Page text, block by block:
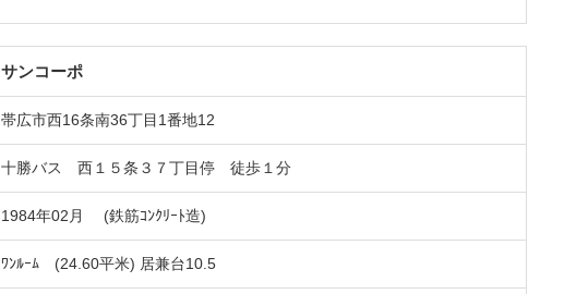
サンコーポ
帯広市西16条南36丁目1番地12
十勝バス 西１５条３７丁目停 徒歩１分
1984年02月 (鉄筋ｺﾝｸﾘｰﾄ造)
ﾜﾝﾙｰﾑ (24.60平米) 居兼台10.5